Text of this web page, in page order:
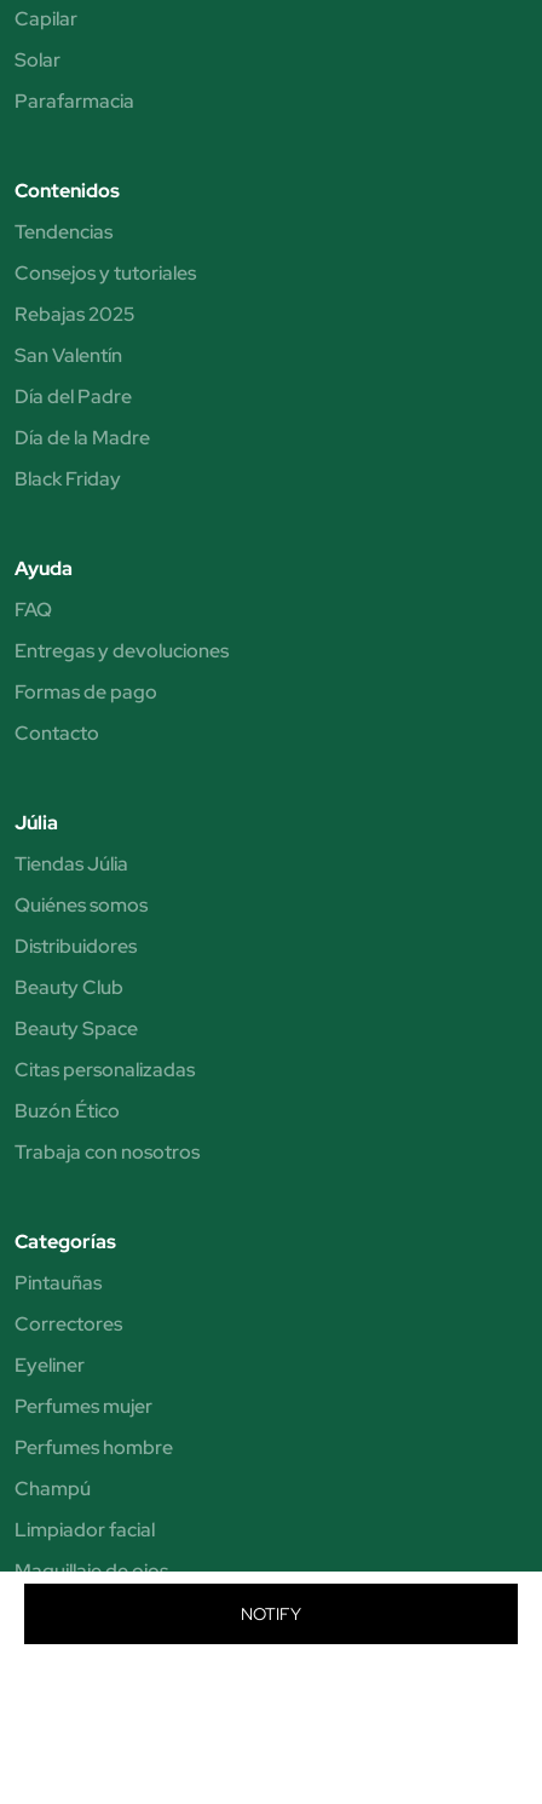
NOTIFY
Capilar
Solar
Parafarmacia
Contenidos
Tendencias
Consejos y tutoriales
Rebajas 2025
San Valentín
Día del Padre
Día de la Madre
Black Friday
Ayuda
FAQ
Entregas y devoluciones
Formas de pago
Contacto
Júlia
Tiendas Júlia
Quiénes somos
Distribuidores
Beauty Club
Beauty Space
Citas personalizadas
Buzón Ético
Trabaja con nosotros
Categorías
Pintauñas
Correctores
Eyeliner
Perfumes mujer
Perfumes hombre
Champú
Limpiador facial
Maquillaje de ojos